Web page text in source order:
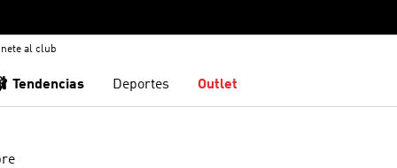
al club
Tendencias Deportes Outlet